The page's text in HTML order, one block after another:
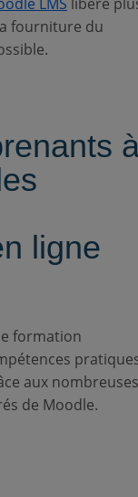
fourniture du
ligne
formation
aux nombreuses
de Moodle.